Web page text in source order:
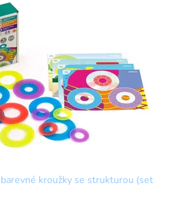
kroužky se strukturou (set